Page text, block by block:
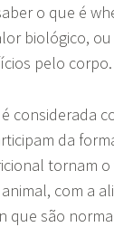
o que é
biológico, ou
pelo corpo.
considerada
da
tornam
com a
que são